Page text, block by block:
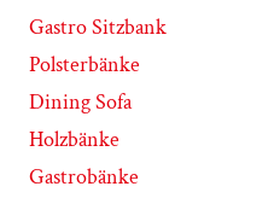
Gastro Sitzbank
Polsterbänke
Dining Sofa
Holzbänke
Gastrobänke